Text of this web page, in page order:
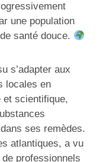
une population
santé douce.
s’adapter aux
locales en
et scientifique,
ses remèdes.
atlantiques, a vu
professionnels